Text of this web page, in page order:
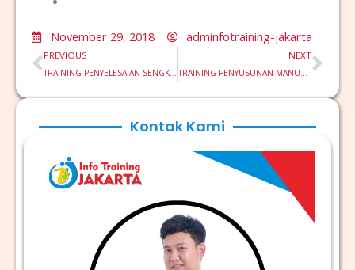
November 29, 2018 adminfotraining-jakarta
Prev
PREVIOUS
TRAINING PENYELESAIAN SENGKETA MELALUI JALUR LITIGASI HUKUM
NEXT
TRAINING PENYUSUNAN MANUAL DAN PEMBENTUKAN UNIT BISNIS PROSES SYSTEM PENGENDALIAN INTERNAL
Kontak Kami